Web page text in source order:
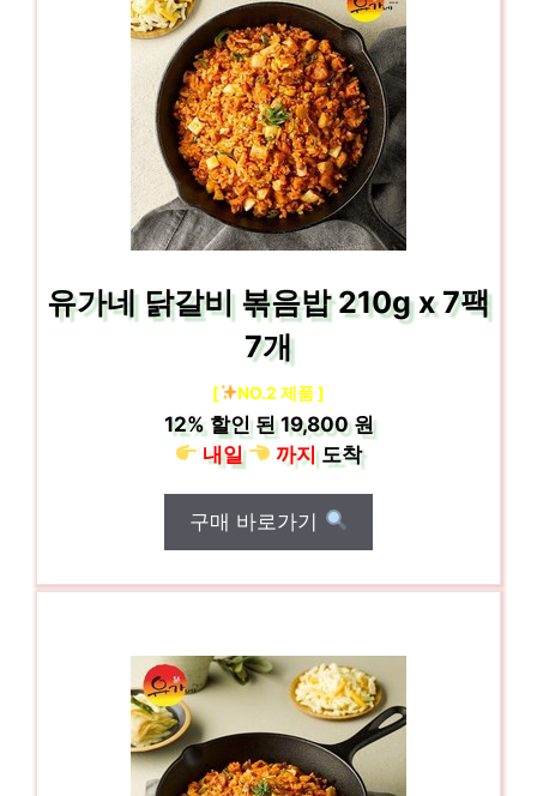
유가네 닭갈비 볶음밥 210g x 7팩
7개
[ NO.2 제품 ]
12%할인 된19,800 원
내일
까지도착
구매 바로가기